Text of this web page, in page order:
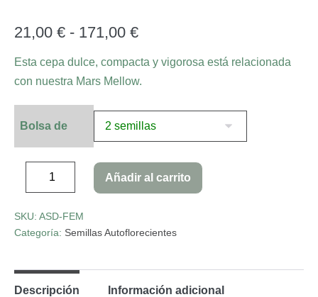
5 en base
a
s de
clientes
21,00 € - 171,00 €
Esta cepa dulce, compacta y vigorosa está relacionada
con nuestra Mars Mellow.
Bolsa de
Añadir al carrito
SKU: ASD-FEM
Categoría: Semillas Autoflorecientes
Descripción Información adicional